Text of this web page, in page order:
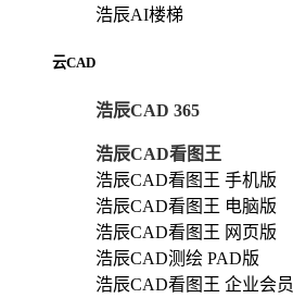
浩辰AI楼梯
云CAD
浩辰CAD 365
浩辰CAD看图王
浩辰CAD看图王 手机版
浩辰CAD看图王 电脑版
浩辰CAD看图王 网页版
浩辰CAD测绘 PAD版
浩辰CAD看图王 企业会员